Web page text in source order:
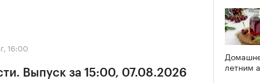
16:00
Выпуск за 15:00, 07.08.2026
летним